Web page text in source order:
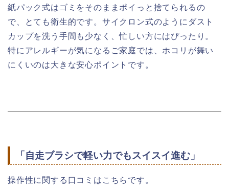
紙パック式はゴミをそのままポイっと捨てられるの
で、とても衛生的です。サイクロン式のようにダスト
カップを洗う手間も少なく、忙しい方にはぴったり。
特にアレルギーが気になるご家庭では、ホコリが舞い
にくいのは大きな安心ポイントです。
「自走ブラシで軽い力でもスイスイ進む」
操作性に関する口コミはこちらです。